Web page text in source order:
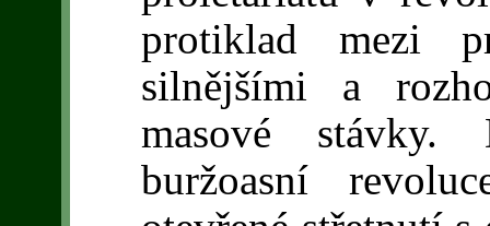
protiklad mezi
silnějšími a
masové
buržoasní